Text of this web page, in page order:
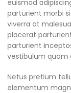
euismod
parturient morbi
viverra at
placerat
parturient
vestibulum quam
Netus pretium
elementum